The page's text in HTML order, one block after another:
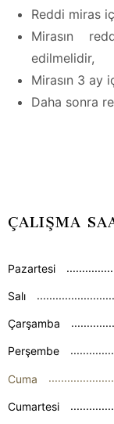
Reddi miras
Mirasın
edilmelidir,
Mirasın 3 ay
Daha sonra
ÇALIŞMA
Pazartesi
Salı
Çarşamba
Perşembe
Cuma
Cumartesi